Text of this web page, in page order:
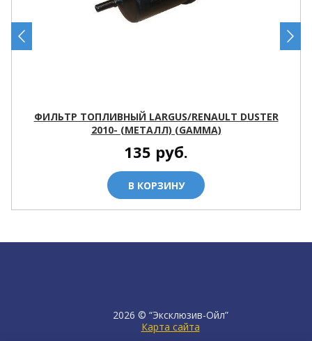
ФИЛЬТР ТОПЛИВНЫЙ LARGUS/RENAULT DUSTER
2010- (МЕТАЛЛ) (GAMMA)
135 руб.
В КОРЗИНУ
2026 © “Эксклюзив-Ойл”
Карта сайта